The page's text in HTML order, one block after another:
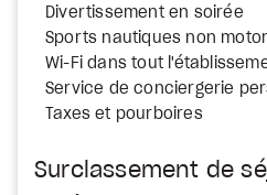
Divertissement en soirée
Sports nautiques non
Wi-Fi dans tout
Service de conciergerie
Taxes et pourboires
Surclassement de